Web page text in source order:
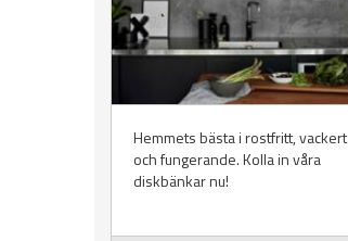
Hemmets bästa i rostfritt, vackert
och fungerande. Kolla in våra
diskbänkar nu!